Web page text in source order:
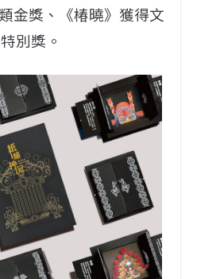
金獎、《椿曉》獲得文
別獎。